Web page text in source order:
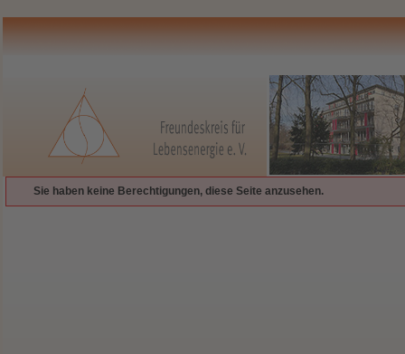
Sie haben keine Berechtigungen, diese Seite anzusehen.